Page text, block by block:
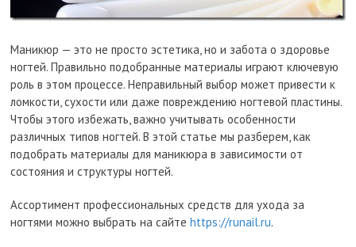
Маникюр — это не просто эстетика, но и забота о здоровье
ногтей. Правильно подобранные материалы играют ключевую
роль в этом процессе. Неправильный выбор может привести к
ломкости, сухости или даже повреждению ногтевой пластины.
Чтобы этого избежать, важно учитывать особенности
различных типов ногтей. В этой статье мы разберем, как
подобрать материалы для маникюра в зависимости от
состояния и структуры ногтей.
Ассортимент профессиональных средств для ухода за
ногтями можно выбрать на сайтеhttps://runail.ru.